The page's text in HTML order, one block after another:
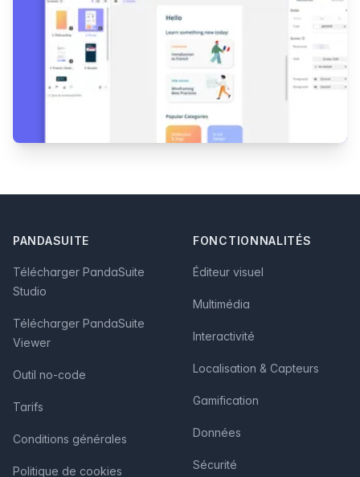
PANDASUITE
Télécharger PandaSuite
Studio
Télécharger PandaSuite
Viewer
Outil no-code
Tarifs
Conditions générales
Politique de cookies
FONCTIONNALITÉS
Éditeur visuel
Multimédia
Interactivité
Localisation & Capteurs
Gamification
Données
Sécurité